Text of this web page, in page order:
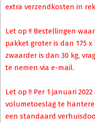
extra verzendkosten in
Let op !! Bestellingen
pakket groter is dan 175
zwaarder is dan 30 kg,
te nemen via e-mail.
Let op !! Per 1 januari
volumetoeslag te
een standaard